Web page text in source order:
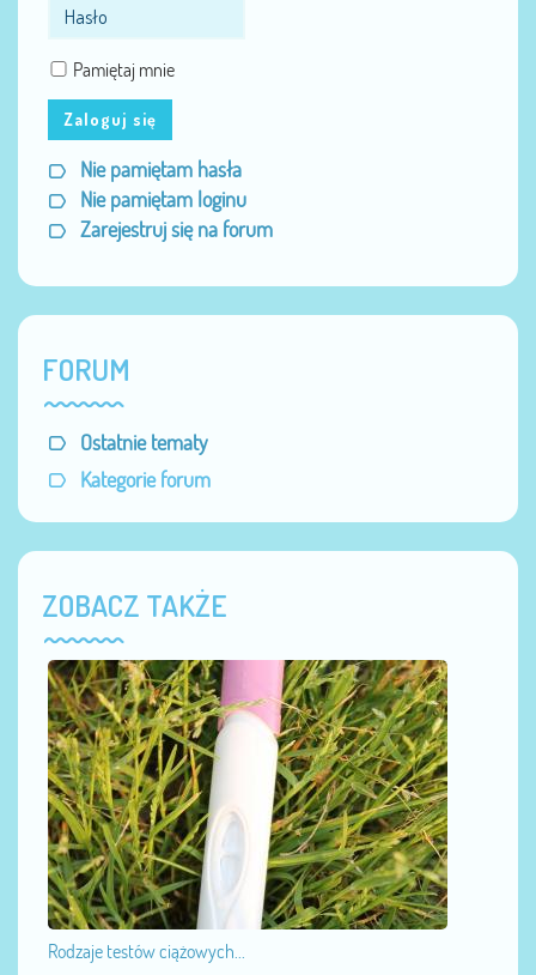
Pamiętaj mnie
Zaloguj się
Nie pamiętam hasła
Nie pamiętam loginu
Zarejestruj się na forum
FORUM
Ostatnie tematy
Kategorie forum
ZOBACZ TAKŻE
Rodzaje testów ciążowych...